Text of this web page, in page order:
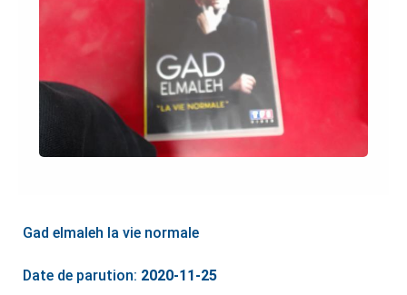
Gad elmaleh la vie normale
Date de parution: 2020-11-25